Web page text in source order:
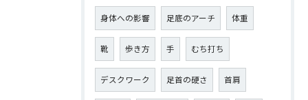
身体への影響 足底のアーチ 体重
靴 歩き方 手 むち打ち
デスクワーク 足首の硬さ 首肩